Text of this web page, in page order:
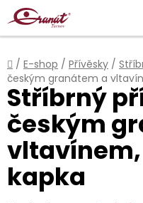
Přejít
na
obsah
Domů
/ E-shop / Přívěsky /
českým granátem a
Stříbrný
českým
kapka